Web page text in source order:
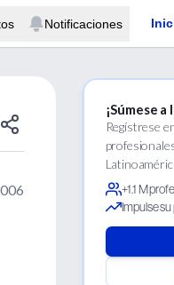
Notificaciones
¡Súmese
Regístrese
+1.1 M
Impulse su